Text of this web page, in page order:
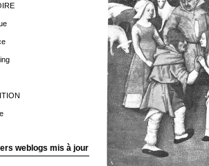
weblogs mis à jour